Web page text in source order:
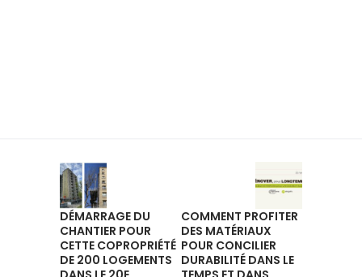
DÉMARRAGE DU
CHANTIER POUR
CETTE COPROPRIÉTÉ
DE 200 LOGEMENTS
COMMENT PROFITER
DES MATÉRIAUX
POUR CONCILIER
DURABILITÉ DANS LE